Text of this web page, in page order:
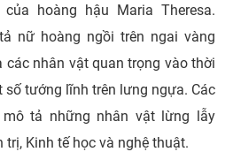
hoàng hậu Maria Theresa.
nữ hoàng ngồi trên ngai vàng
các nhân vật quan trọng vào thời
số tướng lĩnh trên lưng ngựa. Các
tả những nhân vật lừng lẫy
Kinh tế học và nghệ thuật.